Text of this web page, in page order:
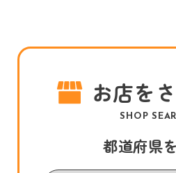
お店を
SHOP
都道府県